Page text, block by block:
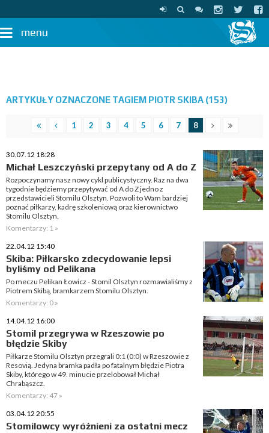
menu
ARTYKUŁY OZNACZONE TAGIEM PIOTR SKIBA (153)
1 2 3 4 5 6 7 8
30.07.12 18:28
Michał Leszczyński przepytany od A do Z
Rozpoczynamy nasz nowy cykl publicystyczny. Raz na dwa
tygodnie będziemy przepytywać od A do Z jedno z
przedstawicieli Stomilu Olsztyn. Pozwoli to Wam bardziej
poznać piłkarzy, kadrę szkoleniową oraz kierownictwo
Stomilu Olsztyn.
Komentarzy: 1 »
22.04.12 15:40
Skiba: Piłkarsko zdecydowanie lepsi
byliśmy od Pelikana
Po meczu Pelikan Łowicz - Stomil Olsztyn rozmawialiśmy z
Piotrem Skibą, bramkarzem Stomilu Olsztyn.
Komentarzy: 0 »
14.04.12 16:00
Stomil przegrywa w Rzeszowie po
błędzie Skiby
Piłkarze Stomilu Olsztyn przegrali 0:1 (0:0) w Rzeszowie z
Resovią. Jedyna bramka padła po fatalnym błędzie Piotra
Skiby, którego w 49. minucie przelobował Michał
Chrabąszcz.
Komentarzy: 47 »
03.04.12 20:55
Stomilowcy wyróżnieni za ostatni mecz